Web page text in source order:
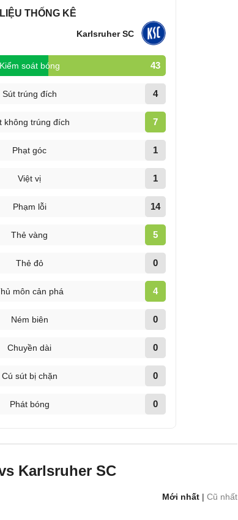
THỐNG KÊ
Karlsruher SC
Kiểm soát bóng 43
Sút trúng đích 4
không trúng đích 7
Phạt góc 1
Việt vị 1
Phạm lỗi 14
Thẻ vàng 5
Thẻ đỏ 0
môn cản phá 4
Ném biên 0
Chuyền dài 0
Cú sút bị chặn 0
Phát bóng 0
Karlsruher SC
Mới nhất |Cũ nhất